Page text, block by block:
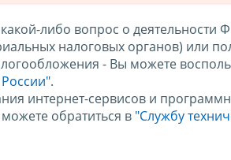
либо вопрос о деятельности
налоговых органов) или
- Вы можете
.
интернет-сервисов и
обратиться в "Службу